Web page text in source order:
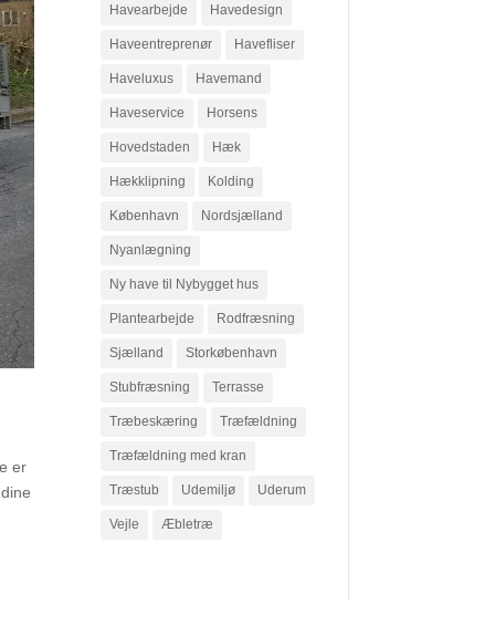
er
Havearbejde Havedesign
Haveentreprenør Havefliser
Haveluxus Havemand
Haveservice Horsens
Hovedstaden Hæk
Hækklipning Kolding
København Nordsjælland
Nyanlægning
Ny have til Nybygget hus
Plantearbejde Rodfræsning
Sjælland Storkøbenhavn
Stubfræsning Terrasse
Træbeskæring Træfældning
Træfældning med kran
Træstub Udemiljø Uderum
Vejle Æbletræ